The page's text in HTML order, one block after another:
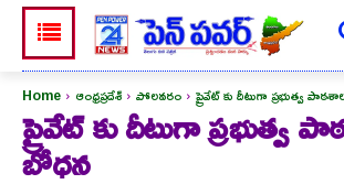
Home ఆంధ్రప్రదేశ్ పోలవరం ప్రైవేట్ కు దీటుగా ప్రభుత్వ
ప్రైవేట్ కు దీటుగా ప్రభుత్వ
బోధన